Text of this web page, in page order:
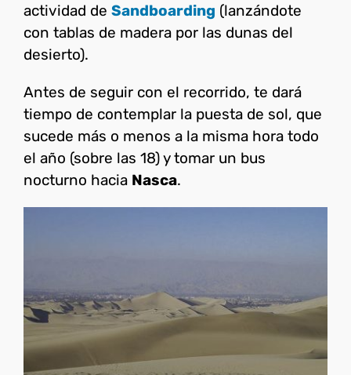
actividad de Sandboarding (lanzándote
con tablas de madera por las dunas del
desierto).
Antes de seguir con el recorrido, te dará
tiempo de contemplar la puesta de sol, que
sucede más o menos a la misma hora todo
el año (sobre las 18) y tomar un bus
nocturno hacia Nasca.